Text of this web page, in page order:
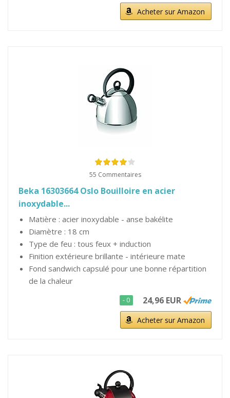
Acheter sur Amazon
55 Commentaires
Beka 16303664 Oslo Bouilloire en acier
inoxydable...
Matière : acier inoxydable - anse bakélite
Diamètre : 18 cm
Type de feu : tous feux + induction
Finition extérieure brillante - intérieure mate
Fond sandwich capsulé pour une bonne répartition
de la chaleur
- 0 24,96 EUR
Acheter sur Amazon